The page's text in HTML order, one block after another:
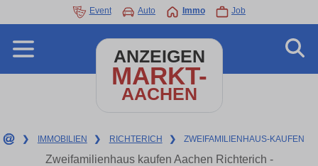
Event Auto Immo Job
ANZEIGEN
MARKT-
AACHEN
❯ IMMOBILIEN ❯ RICHTERICH ❯ ZWEIFAMILIENHAUS-KAUFEN
Zweifamilienhaus kaufen Aachen Richterich -